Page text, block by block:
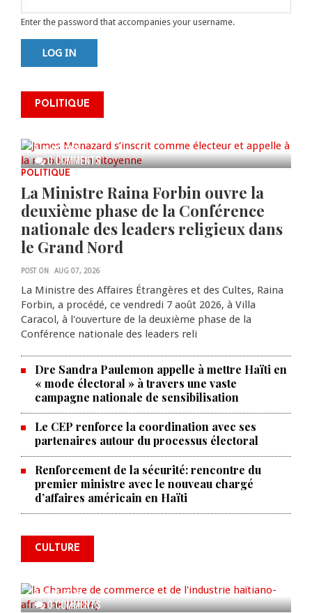
Enter the password that accompanies your username.
POLITIQUE
0 COMMENTS
James Monazard s’inscrit comme
électeur et appelle à la
AUG 07, 2026
POLITIQUE
La Ministre Raina Forbin ouvre la
deuxième phase de la Conférence
nationale des leaders religieux dans
le Grand Nord
POST ON AUG 07, 2026
La Ministre des Affaires Étrangères et des Cultes, Raina
Forbin, a procédé, ce vendredi 7 août 2026, à Villa
Caracol, à l'ouverture de la deuxième phase de la
Conférence nationale des leaders reli
Dre Sandra Paulemon appelle à mettre Haïti en
« mode électoral » à travers une vaste
campagne nationale de sensibilisation
Le CEP renforce la coordination avec ses
partenaires autour du processus électoral
Renforcement de la sécurité: rencontre du
premier ministre avec le nouveau chargé
d’affaires américain en Haïti
CULTURE
0 COMMENTS
La Chambre de commerce et de
l'industrie haïtiano-africaine
commémorer le 235e
anniversaire de la cérémonie du
AUG 05, 2026